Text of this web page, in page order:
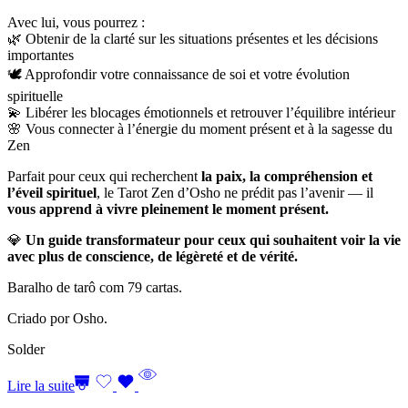
Avec lui, vous pourrez :
🌿 Obtenir de la clarté sur les situations présentes et les décisions
importantes
🕊️ Approfondir votre connaissance de soi et votre évolution
spirituelle
💫 Libérer les blocages émotionnels et retrouver l’équilibre intérieur
🌸 Vous connecter à l’énergie du moment présent et à la sagesse du
Zen
Parfait pour ceux qui recherchent la paix, la compréhension et
l’éveil spirituel, le Tarot Zen d’Osho ne prédit pas l’avenir — il
vous apprend à vivre pleinement le moment présent.
💎 Un guide transformateur pour ceux qui souhaitent voir la vie
avec plus de conscience, de légèreté et de vérité.
Baralho de tarô com 79 cartas.
Criado por Osho.
Solder
Lire la suite